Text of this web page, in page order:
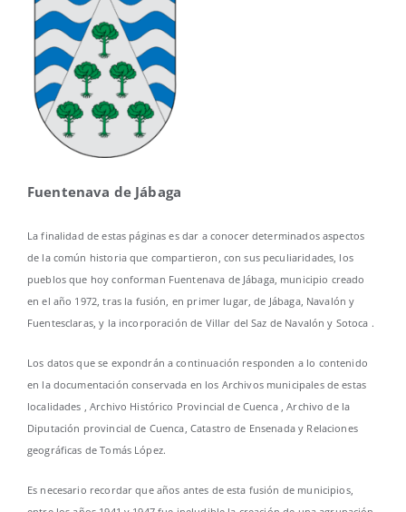
Fuentenava de Jábaga
La finalidad de estas páginas es dar a conocer determinados aspectos
de la común historia que compartieron, con sus peculiaridades, los
pueblos que hoy conforman Fuentenava de Jábaga, municipio creado
en el año 1972, tras la fusión, en primer lugar, de Jábaga, Navalón y
Fuentesclaras, y la incorporación de Villar del Saz de Navalón y Sotoca .
Los datos que se expondrán a continuación responden a lo contenido
en la documentación conservada en los Archivos municipales de estas
localidades , Archivo Histórico Provincial de Cuenca , Archivo de la
Diputación provincial de Cuenca, Catastro de Ensenada y Relaciones
geográficas de Tomás López.
Es necesario recordar que años antes de esta fusión de municipios,